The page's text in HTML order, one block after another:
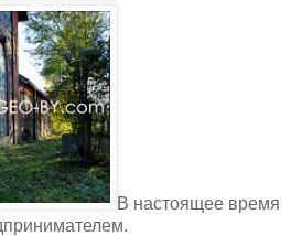
В настоящее время